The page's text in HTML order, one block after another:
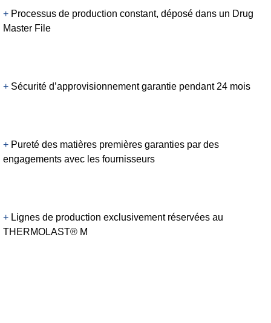
+ Processus de production constant, déposé dans un Drug
Master File
+ Sécurité d’approvisionnement garantie pendant 24 mois
+ Pureté des matières premières garanties par des
engagements avec les fournisseurs​​​​​​​
+ Lignes de production exclusivement réservées au
THERMOLAST® M